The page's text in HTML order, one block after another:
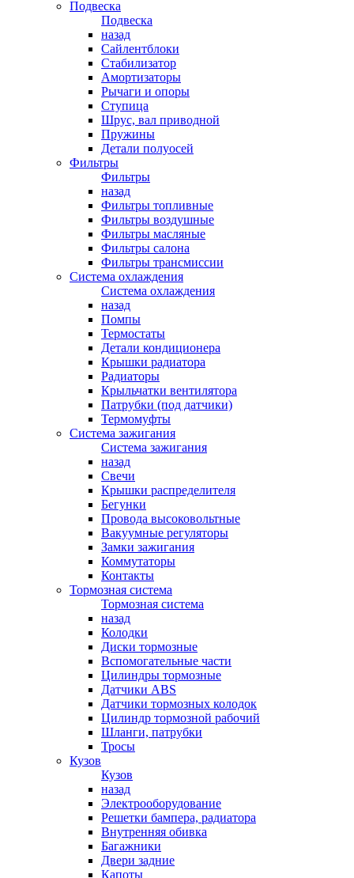
Подвеска
Подвеска
назад
Сайлентблоки
Стабилизатор
Амортизаторы
Рычаги и опоры
Ступица
Шрус, вал приводной
Пружины
Детали полуосей
Фильтры
Фильтры
назад
Фильтры топливные
Фильтры воздушные
Фильтры масляные
Фильтры салона
Фильтры трансмиссии
Система охлаждения
Система охлаждения
назад
Помпы
Термостаты
Детали кондиционера
Крышки радиатора
Радиаторы
Крыльчатки вентилятора
Патрубки (под датчики)
Термомуфты
Система зажигания
Система зажигания
назад
Свечи
Крышки распределителя
Бегунки
Провода высоковольтные
Вакуумные регуляторы
Замки зажигания
Коммутаторы
Контакты
Тормозная система
Тормозная система
назад
Колодки
Диски тормозные
Вспомогательные части
Цилиндры тормозные
Датчики ABS
Датчики тормозных колодок
Цилиндр тормозной рабочий
Шланги, патрубки
Тросы
Кузов
Кузов
назад
Электрооборудование
Решетки бампера, радиатора
Внутренняя обивка
Багажники
Двери задние
Капоты